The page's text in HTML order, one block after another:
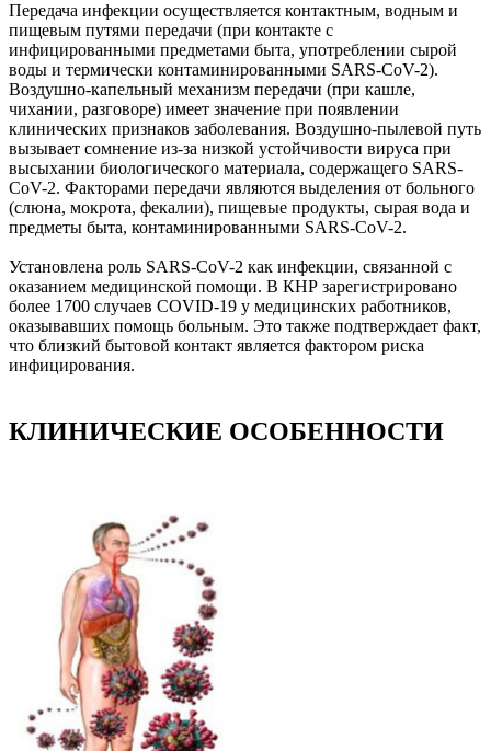
Передача инфекции осуществляется контактным, водным и
пищевым путями передачи (при контакте с
инфицированными предметами быта, употреблении сырой
воды и термически контаминированными SARS-CoV-2).
Воздушно-капельный механизм передачи (при кашле,
чихании, разговоре) имеет значение при появлении
клинических признаков заболевания. Воздушно-пылевой путь
вызывает сомнение из-за низкой устойчивости вируса при
высыхании биологического материала, содержащего SARS-
CoV-2. Факторами передачи являются выделения от больного
(слюна, мокрота, фекалии), пищевые продукты, сырая вода и
предметы быта, контаминированными SARS-CoV-2.
Установлена роль SARS-CoV-2 как инфекции, связанной с
оказанием медицинской помощи. В КНР зарегистрировано
более 1700 случаев COVID-19 у медицинских работников,
оказывавших помощь больным. Это также подтверждает факт,
что близкий бытовой контакт является фактором риска
инфицирования.
КЛИНИЧЕСКИЕ ОСОБЕННОСТИ